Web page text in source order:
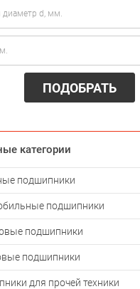
ПОДОБРАТЬ
категории
подшипники
подшипники
подшипники
подшипники
для прочей техники